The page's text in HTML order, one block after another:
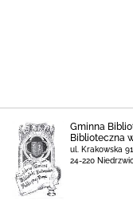
Gminna
Biblioteczna
ul. Krakowska 91
24-220